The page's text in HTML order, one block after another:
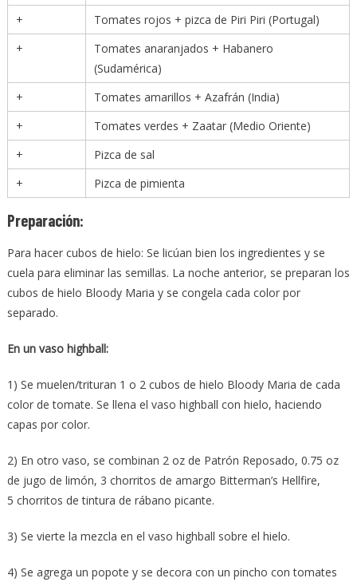
+
Tomates rojos + pizca de Piri Piri (Portugal)
+
Tomates anaranjados + Habanero
(Sudamérica)
+
Tomates amarillos + Azafrán (India)
+
Tomates verdes + Zaatar (Medio Oriente)
+
Pizca de sal
+
Pizca de pimienta
Preparación:
Para hacer cubos de hielo: Se licúan bien los ingredientes y se
cuela para eliminar las semillas. La noche anterior, se preparan los
cubos de hielo Bloody Maria y se congela cada color por
separado.
En un vaso highball:
1) Se muelen/trituran 1 o 2 cubos de hielo Bloody Maria de cada
color de tomate. Se llena el vaso highball con hielo, haciendo
capas por color.
2) En otro vaso, se combinan 2 oz de Patrón Reposado, 0.75 oz
de jugo de limón, 3 chorritos de amargo Bitterman’s Hellfire,
5 chorritos de tintura de rábano picante.
3) Se vierte la mezcla en el vaso highball sobre el hielo.
4) Se agrega un popote y se decora con un pincho con tomates